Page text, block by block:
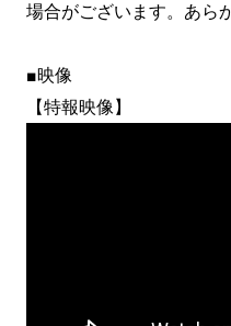
場合がございます。あら
■映像
【特報映像】